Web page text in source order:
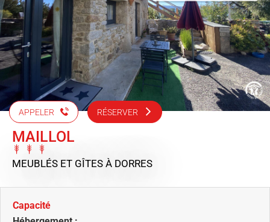
APPELER RÉSERVER
MAILLOL
MEUBLÉS ET GÎTES À DORRES
Capacité